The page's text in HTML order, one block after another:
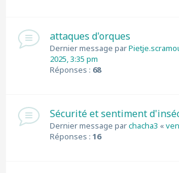
attaques d'orques
Dernier message par
2025, 3:35 pm
Réponses : 68
Sécurité et sentiment
Dernier message parchacha3 «
Réponses : 16